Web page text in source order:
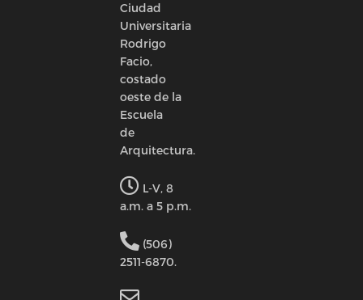
Ciudad
Universitaria
Rodrigo
Facio,
costado
oeste de la
Escuela
de
Arquitectura.
L-V, 8
a.m. a 5 p.m.
(506)
2511-6870.